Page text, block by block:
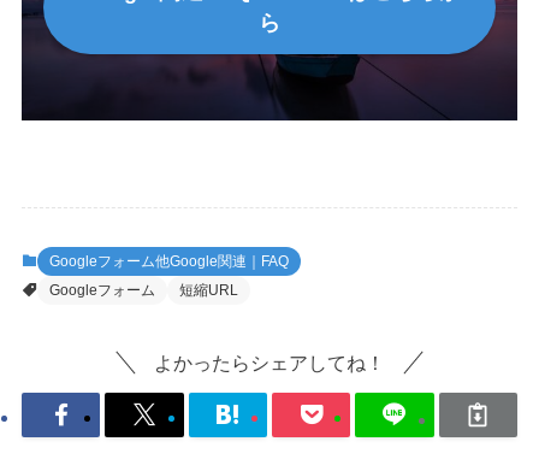
ら
Googleフォーム他Google関連｜FAQ
Googleフォーム
短縮URL
よかったらシェアしてね！